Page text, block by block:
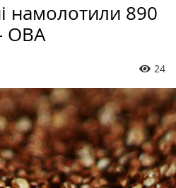
намолотили 890
ОВА
24